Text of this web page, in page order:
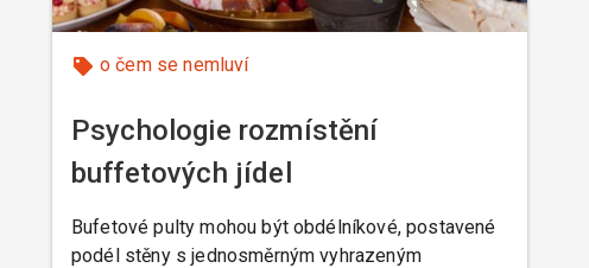
o čem se nemluví
Psychologie rozmístění
buffetových jídel
Bufetové pulty mohou být obdélníkové, postavené
podél stěny s jednosměrným vyhrazeným